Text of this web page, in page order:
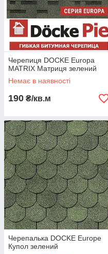
Черепиця DOCKE Europa
MATRIX Матриця зелений
Немає в наявності
190 ₴/кв.м
Черепалька DOCKE Europe
Купол зелений